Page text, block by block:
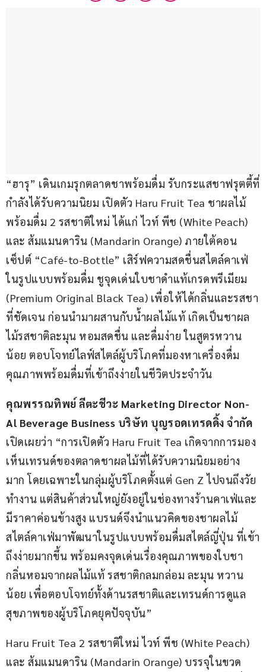
“ฮารุ” เดินเกมรุกตลาดชาพร้อมดื่ม รับกระแสชาฟรุตตี้ที่
กำลังได้รับความนิยม เปิดตัว Haru Fruit Tea ชาผลไม้
พร้อมดื่ม 2 รสชาติใหม่ ได้แก่ ไวท์ พีช (White Peach)
และ ส้มแมนดาริน (Mandarin Orange) ภายใต้คอน
เซ็ปต์ “Café-to-Bottle” เสิร์ฟความสดชื่นสไตล์คาเฟ่
ในรูปแบบพร้อมดื่ม ชูจุดเด่นใบชาดำแท้เกรดพรีเมียม
(Premium Original Black Tea) เพื่อให้ได้กลิ่นและรสชา
ที่ชัดเจน ก่อนนำมาผสานกับน้ำผลไม้แท้ เกิดเป็นชาผล
ไม้รสชาติละมุน หอมสดชื่น และดื่มง่าย ในสูตรหวาน
น้อย ตอบโจทย์ไลฟ์สไตล์ผู้บริโภคที่มองหาเครื่องดื่ม
คุณภาพพร้อมดื่มที่เข้าถึงง่ายในชีวิตประจำวัน
คุณพรรณทิพย์ ลีตะชีวะ Marketing Director Non-
Al Beverage Business บริษัท บุญรอดเทรดดิ้ง จํากัด
เปิดเผยว่า “การเปิดตัว Haru Fruit Tea เกิดจากการมอง
เห็นเทรนด์ของตลาดชาผลไม้ที่ได้รับความนิยมอย่าง
มาก โดยเฉพาะในกลุ่มผู้บริโภคตั้งแต่ Gen Z ไปจนถึงวัย
ทำงาน แต่สินค้าส่วนใหญ่ยังอยู่ในช่องทางร้านคาเฟ่และ
มีราคาค่อนข้างสูง แบรนด์จึงนำแนวคิดของชาผลไม้
สไตล์คาเฟ่มาพัฒนาในรูปแบบพร้อมดื่มสไตล์ญี่ปุ่น ที่เข้า
ถึงง่ายมากขึ้น พร้อมคงจุดเด่นเรื่องคุณภาพของใบชา
กลิ่นหอมจากผลไม้แท้ รสชาติกลมกล่อม ละมุน หวาน
น้อย เพื่อตอบโจทย์ทั้งด้านรสชาติและเทรนด์การดูแล
สุขภาพของผู้บริโภคยุคปัจจุบัน”
Haru Fruit Tea 2 รสชาติใหม่ ไวท์ พีช (White Peach)
และ ส้มแมนดาริน (Mandarin Orange) บรรจุในขวด